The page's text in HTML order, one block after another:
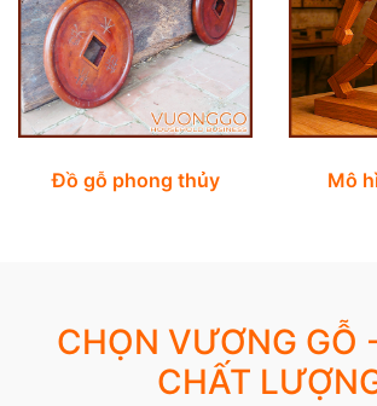
Đồ gỗ phong thủy Mô
CHỌN VƯƠNG GỖ
CHẤT